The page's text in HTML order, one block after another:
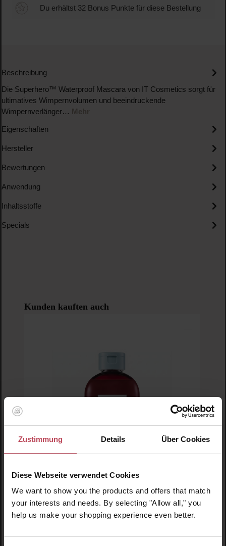
Zustimmung Details Über Cookies
Diese Webseite verwendet Cookies
We want to show you the products and offers that match
your interests and needs. By selecting "Allow all," you
help us make your shopping experience even better.
Du erhältst 32 Bonus Punkte für diese Bestellung
Beschreibung
Die Superhero™ Waterproof Mascara von IT Cosmetics sorgt für
ultimatives Wimpernvolumen und beeindruckende
Wimpernverlänger… Mehr
Eigenschaften
Hersteller
Bewertungen
Anwendung
Inhaltsstoffe
Specials
Produktgalerie überspringen
Kunden kauften auch
Lador
Root Re-Boot Awakening Shampoo (Red
Ginseng & Beer Yeast)